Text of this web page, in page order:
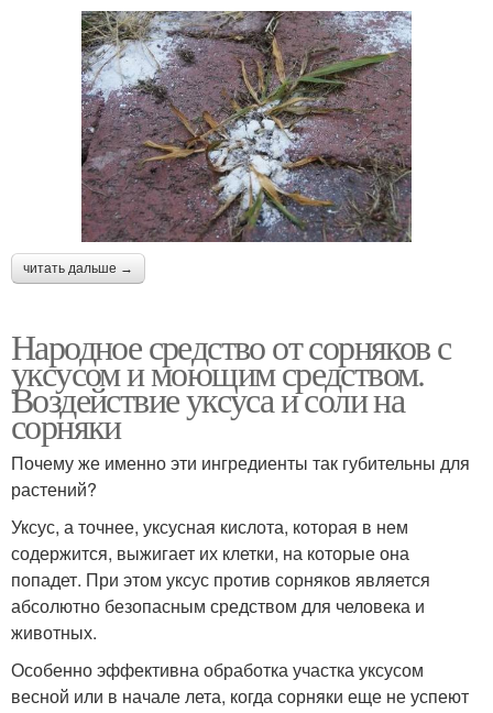
читать дальше →
Народное средство от сорняков с
уксусом и моющим средством.
Воздействие уксуса и соли на
сорняки
Почему же именно эти ингредиенты так губительны для
растений?
Уксус, а точнее, уксусная кислота, которая в нем
содержится, выжигает их клетки, на которые она
попадет. При этом уксус против сорняков является
абсолютно безопасным средством для человека и
животных.
Особенно эффективна обработка участка уксусом
весной или в начале лета, когда сорняки еще не успеют